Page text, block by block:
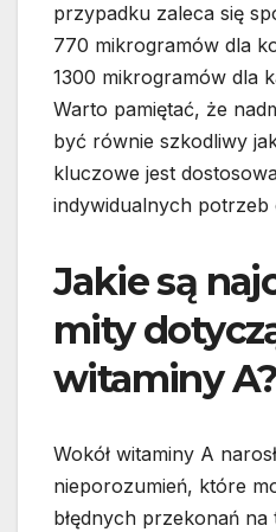
przypadku zaleca się
770 mikrogramów dla
1300 mikrogramów dla
Warto pamiętać, że
być równie szkodliwy
kluczowe jest
indywidualnych potrzeb
Jakie są
mity
witaminy A?
Wokół witaminy A
nieporozumień, które
błędnych przekonań na